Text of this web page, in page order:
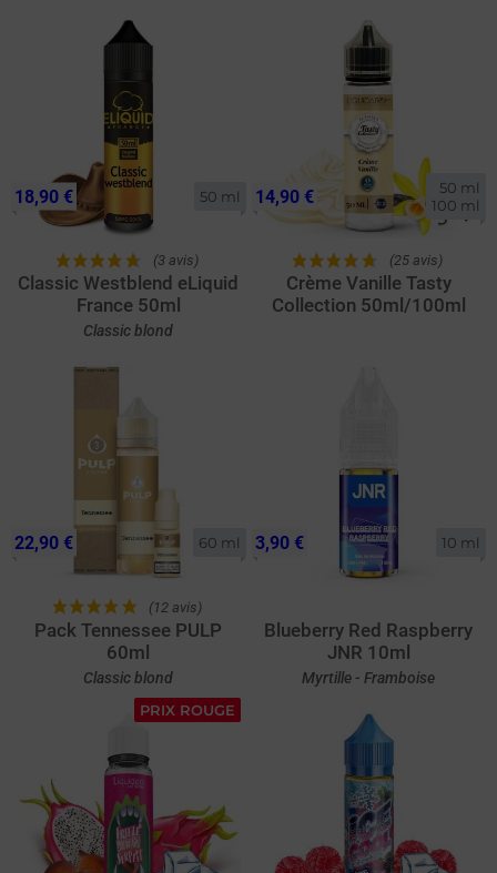
50 ml
(3 avis)
Classic Westblend eLiquid
France 50ml
Classic blond
18,90 €
50 ml
100 ml
(25 avis)
Crème Vanille Tasty
Collection 50ml/100ml
14,90 €
60 ml
(12 avis)
Pack Tennessee PULP
60ml
Classic blond
22,90 € 10 ml
Blueberry Red Raspberry
JNR 10ml
Myrtille - Framboise
3,90 €
PRIX ROUGE